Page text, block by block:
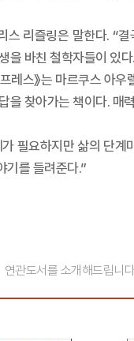
스 리즐링은 말한다. “
을 바친 철학자들이 있
레스》는 마르쿠스 아
을 찾아가는 책이다. 매
필요하지만 삶의 단계
기를 들려준다.”
연관도서를 소개해드립니